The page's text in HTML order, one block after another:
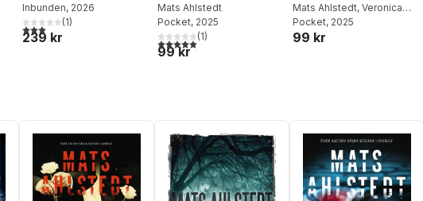
röster:
Inbunden, 2026
3,0utav 5 stjärnor. Totalt antal röster:
(1)
239 kr
Mats Ahlstedt
Pocket, 2025
5,0utav 5 stjärnor. Totalt antal röster:
(1)
99 kr
Mats Ahlstedt, Veronica
Ahlstedt McCleave
Pocket, 2025
99 kr